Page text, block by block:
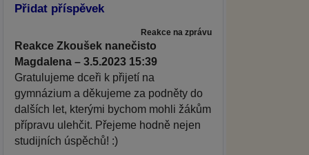
Přidat příspěvek
Reakce na zprávu
Reakce Zkoušek nanečisto
Magdalena – 3.5.2023 15:39
Gratulujeme dceři k přijetí na
gymnázium a děkujeme za podněty do
dalších let, kterými bychom mohli žákům
přípravu ulehčit. Přejeme hodně nejen
studijních úspěchů! :)